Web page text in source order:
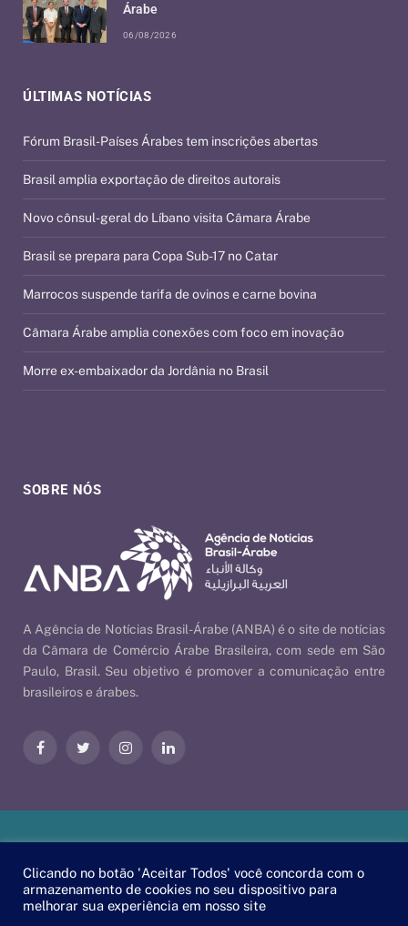
SOBRE NÓS
A Agência de Notícias Brasil-Árabe (ANBA) é o site de notícias
da Câmara de Comércio Árabe Brasileira, com sede em São
Paulo, Brasil. Seu objetivo é promover a comunicação entre
brasileiros e árabes.
FacebookTwitter InstagramLinkedIn
ÚLTIMAS NOTÍCIAS
Fórum Brasil-Países Árabes tem inscrições abertas
Brasil amplia exportação de direitos autorais
Novo cônsul-geral do Líbano visita Câmara Árabe
Brasil se prepara para Copa Sub-17 no Catar
Marrocos suspende tarifa de ovinos e carne bovina
Câmara Árabe amplia conexões com foco em inovação
Morre ex-embaixador da Jordânia no Brasil
Árabe
06/08/2026
Árabe | ByEscaEsco.
Clicando no botão 'Aceitar Todos' você concorda com o
armazenamento de cookies no seu dispositivo para
melhorar sua experiência em nosso site